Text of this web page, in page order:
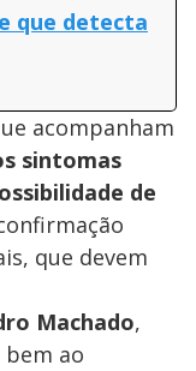
que detecta
acompanham
sintomas
de
que devem
Machado,
ao